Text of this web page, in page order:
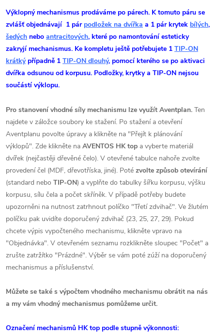
Výklopný mechanismus prodáváme po párech. K tomuto páru se
zvlášť objednávají 1 pár podložek na dvířka a 1 pár krytek bílých,
šedých nebo antracitových, které po namontování esteticky
zakryjí mechanismus. Ke kompletu ještě potřebujete 1 TIP-ON
krátkýpřípadně 1 TIP-ON dlouhý, pomocí kterého se po aktivaci
dvířka odsunou od korpusu. Podložky, krytky a TIP-ON nejsou
součástí výklopu.
Pro stanovení vhodné síly mechanismu lze využít Aventplan. Ten
najdete v záložce soubory ke stažení. Po stažení a otevření
Aventplanu povolte úpravy a klikněte na "Přejít k plánování
výklopů". Zde klikněte na AVENTOS HK top a vyberte materiál
dvířek (nejčastěji dřevěné čelo). V otevřené tabulce nahoře zvolte
provedení čel (MDF, dřevotříska, jiné). Poté zvolte způsob otevírání
(standard nebo TIP-ON) a vyplňte do tabulky šířku korpusu, výšku
korpusu, sílu čela a počet skříněk. V případě potřeby budete
upozorněni na nutnost zatrhnout políčko "Třetí zdvihač". Ve žlutém
políčku pak uvidíte doporučený zdvihač (23, 25, 27, 29). Pokud
chcete výpis vypočteného mechanismu, klikněte vpravo na
"Objednávka". V otevřeném seznamu rozklikněte sloupec "Počet" a
zrušte zatržítko "Prázdné". Výběr se vám poté zúží na doporučený
mechanismus a příslušenství.
Můžete se také s výpočtem vhodného mechanismu obrátit na nás
a my vám vhodný mechanismus pomůžeme určit.
Označení mechanismů HK top podle stupně výkonnosti: